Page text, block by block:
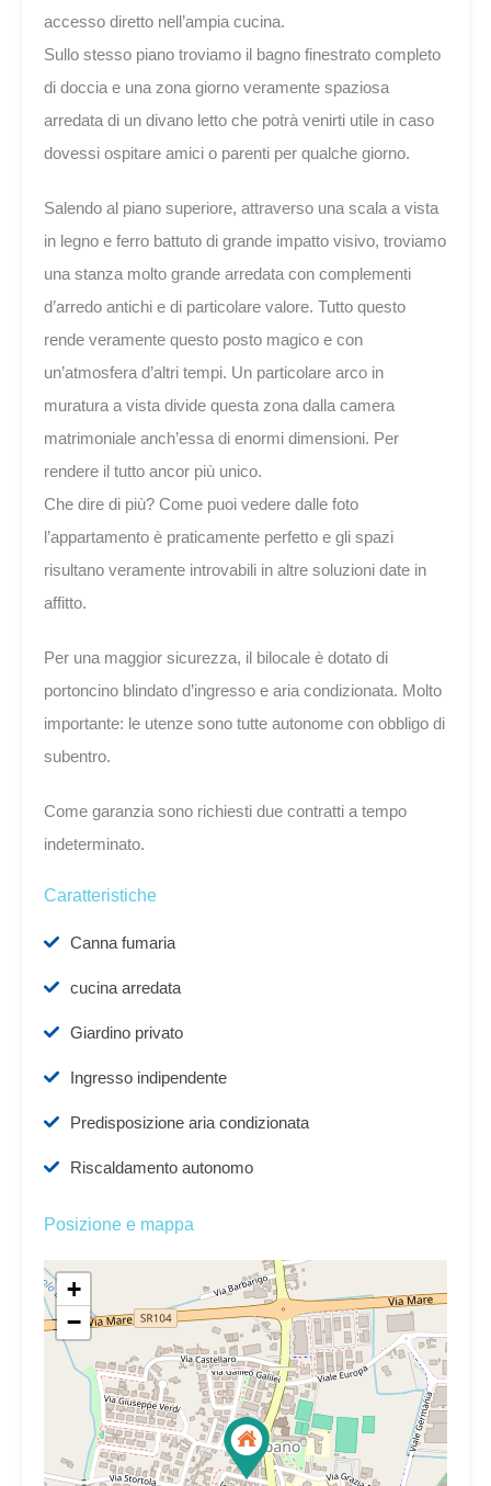
accesso diretto nell’ampia cucina.
Sullo stesso piano troviamo il bagno finestrato completo
di doccia e una zona giorno veramente spaziosa
arredata di un divano letto che potrà venirti utile in caso
dovessi ospitare amici o parenti per qualche giorno.
Salendo al piano superiore, attraverso una scala a vista
in legno e ferro battuto di grande impatto visivo, troviamo
una stanza molto grande arredata con complementi
d’arredo antichi e di particolare valore. Tutto questo
rende veramente questo posto magico e con
un’atmosfera d’altri tempi. Un particolare arco in
muratura a vista divide questa zona dalla camera
matrimoniale anch’essa di enormi dimensioni. Per
rendere il tutto ancor più unico.
Che dire di più? Come puoi vedere dalle foto
l’appartamento è praticamente perfetto e gli spazi
risultano veramente introvabili in altre soluzioni date in
affitto.
Per una maggior sicurezza, il bilocale è dotato di
portoncino blindato d’ingresso e aria condizionata. Molto
importante: le utenze sono tutte autonome con obbligo di
subentro.
Come garanzia sono richiesti due contratti a tempo
indeterminato.
Caratteristiche
Canna fumaria
cucina arredata
Giardino privato
Ingresso indipendente
Predisposizione aria condizionata
Riscaldamento autonomo
Posizione e mappa
+
−